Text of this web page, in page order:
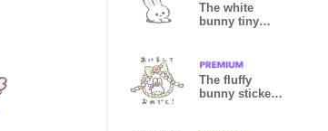
The white
bunny tiny
The fluffy
bunny sticker